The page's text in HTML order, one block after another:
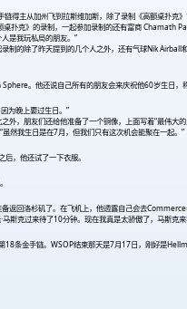
得主从加州飞到拉斯维加斯，除了录制《高额桌扑克
扑克》的录制，一起参加录制的还有富商
是我玩私局的朋友。”
制的除了昨天提到的几个人之外，还有气球Nik Airball
。他还说自己所有的朋友会来庆祝他60岁生日
为晚上要过生日。”
，朋友们还给他准备了一个铜像，上面写着“最伟大的
然我生日是在7月，但我们只有这次机会能聚在一起。”
，他还试了一下衣服。
返回洛杉矶了。在飞机上，他透露自己会去
斯克过来待了10分钟。现在我真是太骄傲了，马斯克
条金手链。WSOP结束那天是7月17日，刚好是